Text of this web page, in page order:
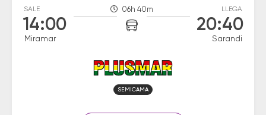
SALE
14:00
Miramar
06h 40m LLEGA
20:40
Sarandi
SEMICAMA